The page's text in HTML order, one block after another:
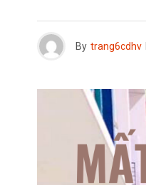
By trang6cdhv